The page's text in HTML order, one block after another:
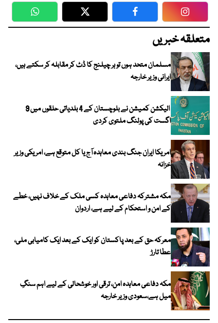
WhatsApp Twitter Facebook
متعلقہ خبریں
مسلمان متحد ہوں تو ہر چیلنج کا ڈٹ کر مقابلہ کر سکتے ہیں،
ایرانی وزیر خارجہ
الیکشن کمیشن نے بلوچستان کے 4 بلدیاتی حلقوں میں 9
اگست کی پولنگ ملتوی کردی
امریکا ایران جنگ بندی معاہدہ آج یا کل متوقع ہے، امریکی وزیر
خزانہ
مکہ مشترکہ دفاعی معاہدہ کسی ملک کے خلاف نہیں، خطے
کے امن و استحکام کے لیے ہے، اردوان
معرکہ حق کے بعد پاکستان کو ایک کے بعد ایک کامیابی ملی،
عطا تارڑ
مکہ دفاعی معاہدہ امن، ترقی اور خوشحالی کے لیے اہم سنگِ
میل ہے،سعودی وزیر خارجہ